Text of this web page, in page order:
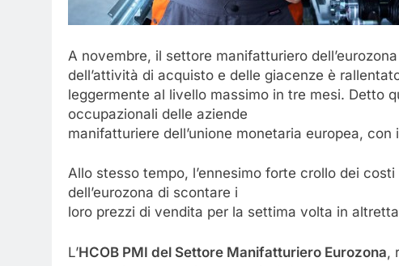
A novembre, il settore manifatturiero
dell’attività di acquisto e delle giacenze è
leggermente al livello massimo in tre mesi. Detto
occupazionali delle aziende
manifatturiere dell’unione monetaria europea,
Allo stesso tempo, l’ennesimo forte crollo dei
dell’eurozona di scontare i
loro prezzi di vendita per la settima volta in
L’HCOB PMI del Settore Manifatturiero Eurozona,